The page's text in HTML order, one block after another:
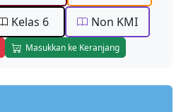
Kelas 6 Non KMI
Masukkan ke Keranjang